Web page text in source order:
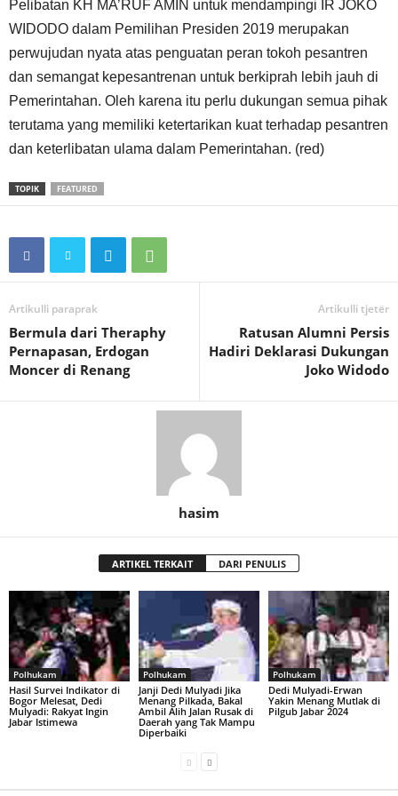
Pelibatan KH MA’RUF AMIN untuk mendampingi IR JOKO
WIDODO dalam Pemilihan Presiden 2019 merupakan
perwujudan nyata atas penguatan peran tokoh pesantren
dan semangat kepesantrenan untuk berkiprah lebih jauh di
Pemerintahan. Oleh karena itu perlu dukungan semua pihak
terutama yang memiliki ketertarikan kuat terhadap pesantren
dan keterlibatan ulama dalam Pemerintahan. (red)
TOPIK FEATURED
Artikulli paraprak
Bermula dari Theraphy
Pernapasan, Erdogan
Moncer di Renang
Artikulli tjetër
Ratusan Alumni Persis
Hadiri Deklarasi Dukungan
Joko Widodo
hasim
ARTIKEL TERKAIT DARI PENULIS
Polhukam
Hasil Survei Indikator di
Bogor Melesat, Dedi
Mulyadi: Rakyat Ingin
Jabar Istimewa
Polhukam
Janji Dedi Mulyadi Jika
Menang Pilkada, Bakal
Ambil Alih Jalan Rusak di
Daerah yang Tak Mampu
Diperbaiki
Polhukam
Dedi Mulyadi-Erwan
Yakin Menang Mutlak di
Pilgub Jabar 2024